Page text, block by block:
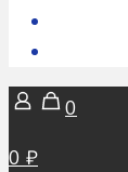
0
0 ₽